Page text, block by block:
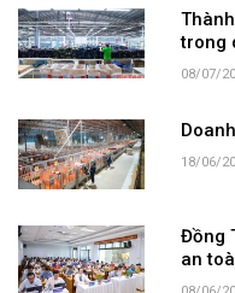
trong
08/07/
18/06/
Đồng
an